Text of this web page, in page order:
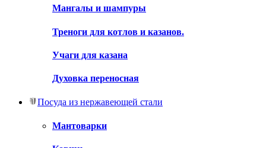
Мангалы и шампуры
Треноги для котлов и казанов.
Учаги для казана
Духовка переносная
Посуда из нержавеющей стали
Мантоварки